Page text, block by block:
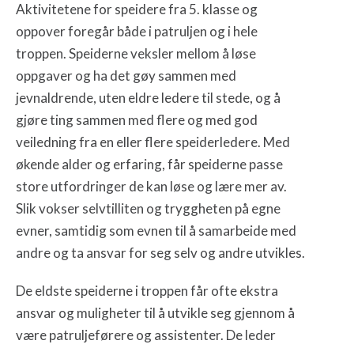
Aktivitetene for speidere fra 5. klasse og
oppover foregår både i patruljen og i hele
troppen. Speiderne veksler mellom å løse
oppgaver og ha det gøy sammen med
jevnaldrende, uten eldre ledere til stede, og å
gjøre ting sammen med flere og med god
veiledning fra en eller flere speiderledere. Med
økende alder og erfaring, får speiderne passe
store utfordringer de kan løse og lære mer av.
Slik vokser selvtilliten og tryggheten på egne
evner, samtidig som evnen til å samarbeide med
andre og ta ansvar for seg selv og andre utvikles.
De eldste speiderne i troppen får ofte ekstra
ansvar og muligheter til å utvikle seg gjennom å
være patruljeførere og assistenter. De leder